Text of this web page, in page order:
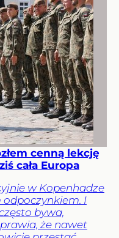
cenną lekcję
cała Europa
w Kopenhadze
odpoczynkiem. I
bywa,
że nawet